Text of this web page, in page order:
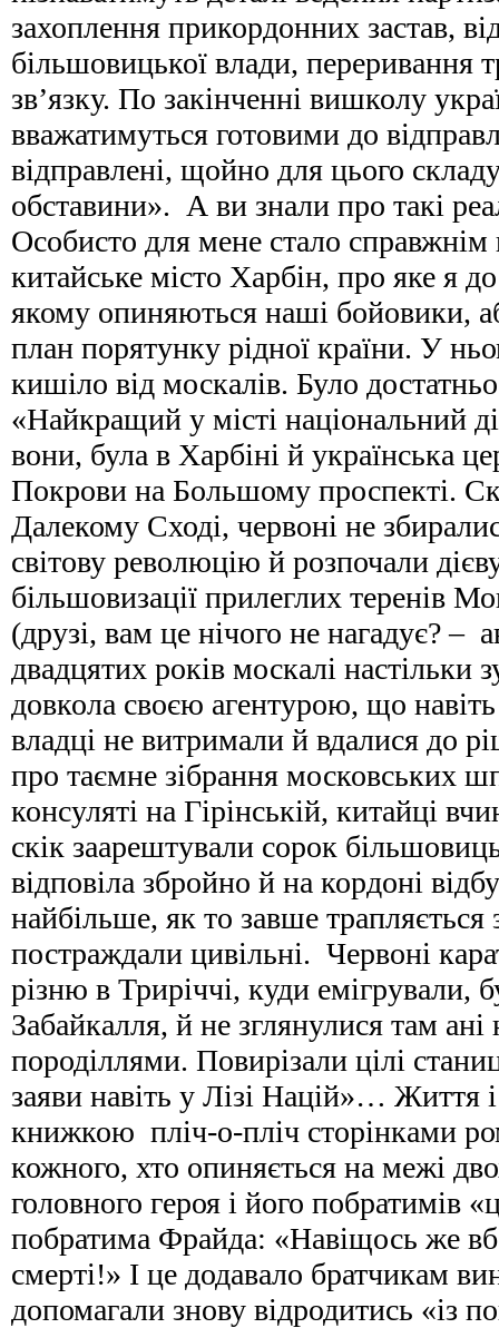
захоплення прикордонних застав,
більшовицької влади, переривання
зв’язку. По закінченні вишколу
вважатимуться готовими до
відправлені, щойно для цього
обставини». А ви знали про такі
Особисто для мене стало справжнім
китайське місто Харбін, про яке я
якому опиняються наші бойовики,
план порятунку рідної країни. У
кишіло від москалів. Було
«Найкращий у місті національний
вони, була в Харбіні й українська
Покрови на Большому проспекті.
Далекому Сході, червоні не
світову революцію й розпочали
більшовизації прилеглих теренів
(друзі, вам це нічого не нагадує? –
двадцятих років москалі настільки
довкола своєю агентурою, що навіть
владці не витримали й вдалися до
про таємне зібрання московських
консуляті на Гірінській, китайці
скік заарештували сорок
відповіла збройно й на кордоні
найбільше, як то завше
постраждали цивільні. Червоні
різню в Триріччі, куди емігрували,
Забайкалля, й не зглянулися там ані
породіллями. Повирізали цілі
заяви навіть у Лізі Націй»… Життя
книжкою пліч-о-пліч сторінками
кожного, хто опиняється на межі
головного героя і його побратимів
побратима Фрайда: «Навіщось же
смерті!» І це додавало братчикам
допомагали знову відродитись «із